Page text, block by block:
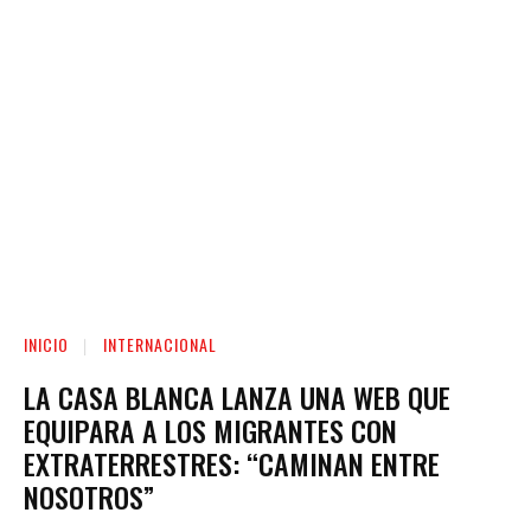
INICIO INTERNACIONAL
LA CASA BLANCA LANZA UNA WEB QUE
EQUIPARA A LOS MIGRANTES CON
EXTRATERRESTRES: “CAMINAN ENTRE
NOSOTROS”